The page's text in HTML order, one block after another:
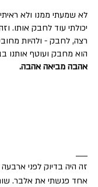
לא שמעתי ממנו ולא
יכולתי עוד לחבק אותו.
רצה, לחבק - ולהיות
הוא מחבק ועוטף אותנו
אהבה מביאה אהבה.
זה היה בדיוק לפני
אחד פגשתי את אלבר.